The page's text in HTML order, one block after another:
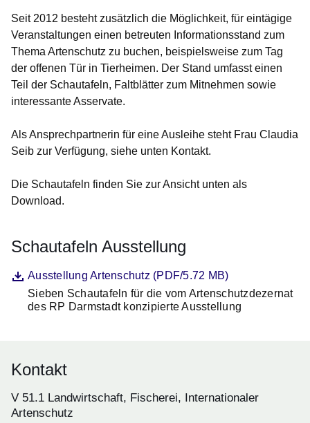
Seit 2012 besteht zusätzlich die Möglichkeit, für eintägige
Veranstaltungen einen betreuten Informationsstand zum
Thema Artenschutz zu buchen, beispielsweise zum Tag
der offenen Tür in Tierheimen. Der Stand umfasst einen
Teil der Schautafeln, Faltblätter zum Mitnehmen sowie
interessante Asservate.
Als Ansprechpartnerin für eine Ausleihe steht Frau Claudia
Seib zur Verfügung, siehe unten Kontakt.
Die Schautafeln finden Sie zur Ansicht unten als
Download.
Schautafeln Ausstellung
DateiAusstellung Artenschutz (PDF/5.72 MB)
Öffnet sich in einem neuen Fenster
Beschreibung
Sieben Schautafeln für die vom Artenschutzdezernat
des RP Darmstadt konzipierte Ausstellung
Kontakt
V 51.1 Landwirtschaft, Fischerei, Internationaler
Artenschutz